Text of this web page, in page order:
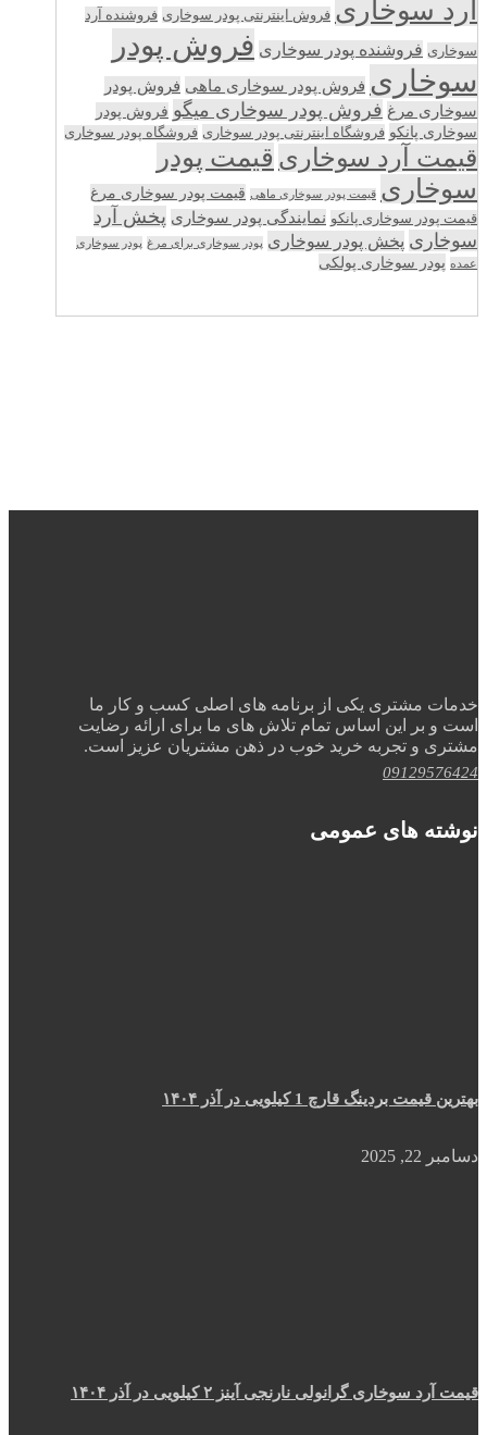
آرد سوخاری فروش اینترنتی پودر سوخاری فروشنده آرد
سوخاری فروشنده پودر سوخاری فروش پودر
سوخاری فروش پودر سوخاری ماهی فروش پودر
سوخاری مرغ فروش پودر سوخاری میگو فروش پودر
سوخاری پانکو فروشگاه اینترنتی پودر سوخاری فروشگاه پودر سوخاری
قیمت آرد سوخاری قیمت پودر
سوخاری قیمت پودر سوخاری ماهی قیمت پودر سوخاری مرغ
قیمت پودر سوخاری پانکو نمایندگی پودر سوخاری پخش آرد
سوخاری پخش پودر سوخاری پودر سوخاری برای مرغ پودر سوخاری
عمده پودر سوخاری پولکی
خدمات مشتری یکی از برنامه های اصلی کسب و کار ما
است و بر این اساس تمام تلاش های ما برای ارائه رضایت
مشتری و تجربه خرید خوب در ذهن مشتریان عزیز است.
09129576424
نوشته های عمومی
بهترین قیمت بردینگ قارچ 1 کیلویی در آذر ۱۴۰۴
دسامبر 22, 2025
قیمت آرد سوخاری گرانولی نارنجی آینز ۲ کیلویی در آذر ۱۴۰۴